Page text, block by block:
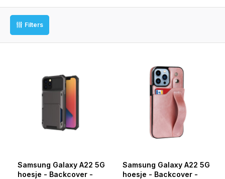
Filters
Samsung Galaxy A22 5G
hoesje - Backcover -
Samsung Galaxy A22 5G
hoesje - Backcover -